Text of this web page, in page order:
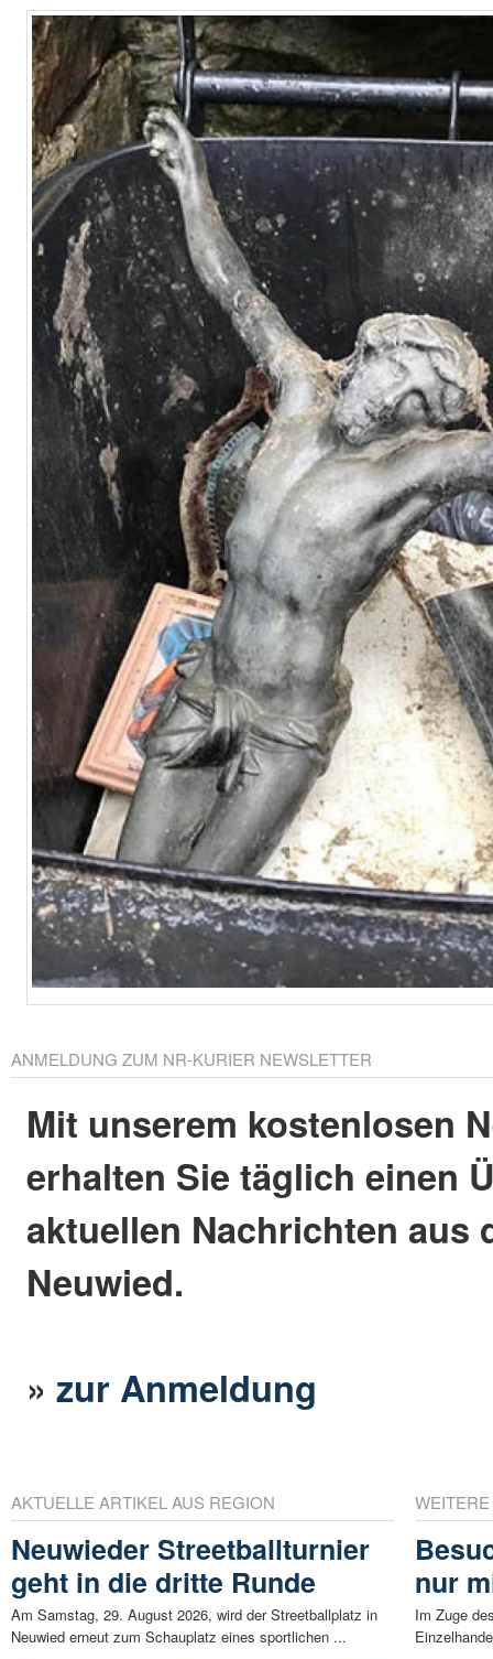
ANMELDUNG ZUM NR-KURIER NEWSLETTER
Mit unserem kostenlosen
erhalten Sie täglich einen
aktuellen Nachrichten aus
Neuwied.
»zur Anmeldung
AKTUELLE ARTIKEL AUS REGION
Neuwieder Streetballturnier
geht in die dritte Runde
Am Samstag, 29. August 2026, wird der Streetballplatz in
Neuwied erneut zum Schauplatz eines sportlichen ...
nur
Im Zuge